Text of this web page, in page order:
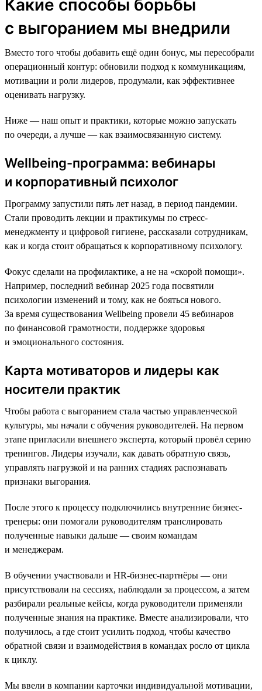
Какие способы борьбы
с выгоранием мы внедрили
Вместо того чтобы добавить ещё один бонус, мы пересобрали
операционный контур: обновили подход к коммуникациям,
мотивации и роли лидеров, продумали, как эффективнее
оценивать нагрузку.
Ниже — наш опыт и практики, которые можно запускать
по очереди, а лучше — как взаимосвязанную систему.
Wellbeing-программа: вебинары
и корпоративный психолог
Программу запустили пять лет назад, в период пандемии.
Стали проводить лекции и практикумы по стресс-
менеджменту и цифровой гигиене, рассказали сотрудникам,
как и когда стоит обращаться к корпоративному психологу.
Фокус сделали на профилактике, а не на «скорой помощи».
Например, последний вебинар 2025 года посвятили
психологии изменений и тому, как не бояться нового.
За время существования Wellbeing провели 45 вебинаров
по финансовой грамотности, поддержке здоровья
и эмоционального состояния.
Карта мотиваторов и лидеры как
носители практик
Чтобы работа с выгоранием стала частью управленческой
культуры, мы начали с обучения руководителей. На первом
этапе пригласили внешнего эксперта, который провёл серию
тренингов. Лидеры изучали, как давать обратную связь,
управлять нагрузкой и на ранних стадиях распознавать
признаки выгорания.
После этого к процессу подключились внутренние бизнес-
тренеры: они помогали руководителям транслировать
полученные навыки дальше — своим командам
и менеджерам.
В обучении участвовали и HR-бизнес-партнёры — они
присутствовали на сессиях, наблюдали за процессом, а затем
разбирали реальные кейсы, когда руководители применяли
полученные знания на практике. Вместе анализировали, что
получилось, а где стоит усилить подход, чтобы качество
обратной связи и взаимодействия в командах росло от цикла
к циклу.
Мы ввели в компании карточки индивидуальной мотивации,